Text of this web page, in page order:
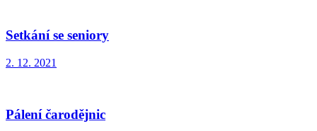
Setkání se seniory
2. 12. 2021
Pálení čarodějnic